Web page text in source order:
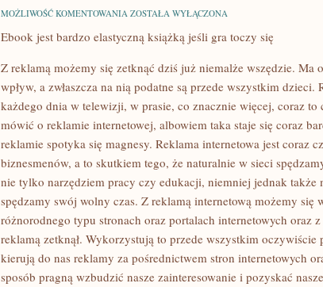
MOŻLIWOŚĆ KOMENTOWANIA REKLAMĘ
UPOWSZECHNIAĆ
SPOSOBÓW.
NAJPOPULARNIEJSZE
SĄ
NATURALNIE
ZOSTAŁA WYŁĄCZONA
Ebook jest bardzo elastyczną książką jeśli gra toczy się
Z reklamą możemy się zetknąć dziś już niemalże wszędzie. Ma
wpływ, a zwłaszcza na nią podatne są przede wszystkim
każdego dnia w telewizji, w prasie, co znacznie więcej, coraz to
mówić o reklamie internetowej, albowiem taka staje się coraz
reklamie spotyka się magnesy. Reklama internetowa jest coraz
biznesmenów, a to skutkiem tego, że naturalnie w sieci
nie tylko narzędziem pracy czy edukacji, niemniej jednak także
spędzamy swój wolny czas. Z reklamą internetową możemy się
różnorodnego typu stronach oraz portalach internetowych oraz
reklamą zetknął. Wykorzystują to przede wszystkim oczywiście
kierują do nas reklamy za pośrednictwem stron internetowych
sposób pragną wzbudzić nasze zainteresowanie i pozyskać